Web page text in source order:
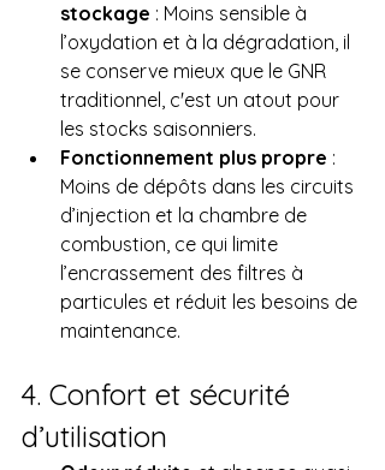
stockage : Moins sensible à
l’oxydation et à la dégradation, il
se conserve mieux que le GNR
traditionnel, c'est un atout pour
les stocks saisonniers.
Fonctionnement plus propre :
Moins de dépôts dans les circuits
d’injection et la chambre de
combustion, ce qui limite
l’encrassement des filtres à
particules et réduit les besoins de
maintenance.
4. Confort et sécurité
d’utilisation